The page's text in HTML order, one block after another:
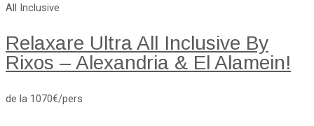
All Inclusive
Relaxare Ultra All Inclusive By
Rixos – Alexandria & El Alamein!
de la 1070€/pers